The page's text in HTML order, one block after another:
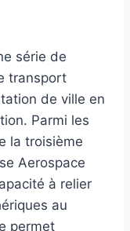
série de
transport
de ville en
Parmi les
la troisième
Aerospace
à relier
au
permet